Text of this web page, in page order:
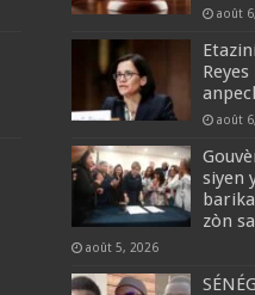
août
août
siyen
zòn
août 5, 2026